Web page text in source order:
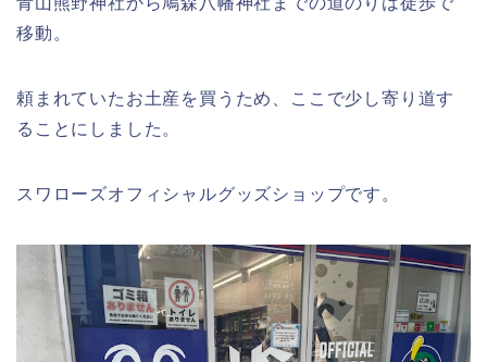
移動。
頼まれていたお土産を買うため、ここで少し寄り道す
ることにしました。
スワローズオフィシャルグッズショップです。